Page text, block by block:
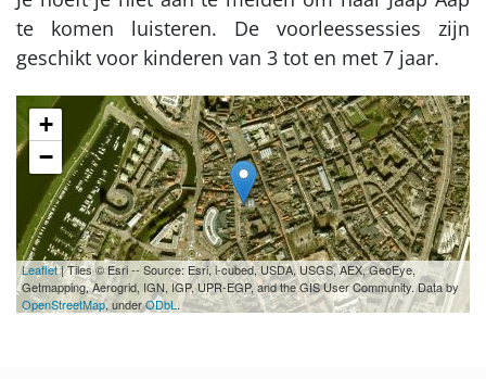
te komen luisteren. De voorleessessies zijn
geschikt voor kinderen van 3 tot en met 7 jaar.
+
−
Leaflet| Tiles © Esri -- Source: Esri, i-cubed, USDA, USGS, AEX, GeoEye,
Getmapping, Aerogrid, IGN, IGP, UPR-EGP, and the GIS User Community. Data by
OpenStreetMap, underODbL.